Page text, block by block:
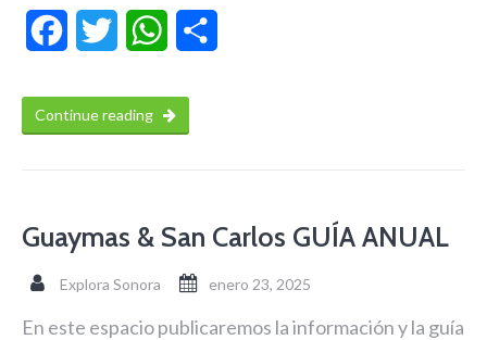
FacebookTwitter WhatsApp
Continue reading
Guaymas & San Carlos GUÍA ANUAL
Explora Sonora enero 23, 2025
En este espacio publicaremos la información y la guía